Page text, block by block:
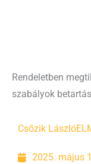
Rendeletben
szabályok
Csőzik László
2025. május